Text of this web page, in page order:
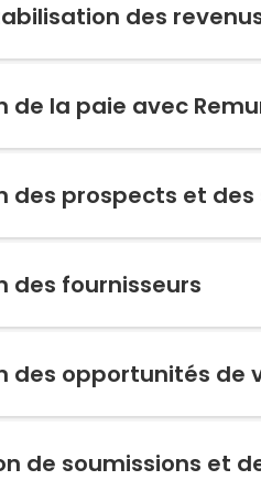
des
de la paie avec
des prospects et des
des fournisseurs
des opportunités de
de soumissions et